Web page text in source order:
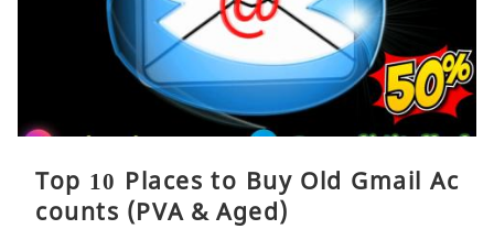
Top 10 Places to Buy Old Gmail Ac
counts (PVA & Aged)